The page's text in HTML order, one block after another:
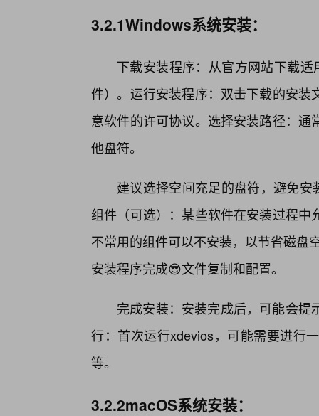
3.2.1Windows系统安装：
下载安装程序：从官方网站下载
件）。运行安装程序：双击下载的安
意软件的许可协议。选择安装路径：
他盘符。
建议选择空间充足的盘符，避免
组件（可选）：某些软件在安装过程
不常用的组件可以不安装，以节省磁盘
安装程序完成😎文件复制和配置。
完成安装：安装完成后，可能会
行：首次运行xdevios，可能需要进行
等。
3.2.2macOS系统安装：